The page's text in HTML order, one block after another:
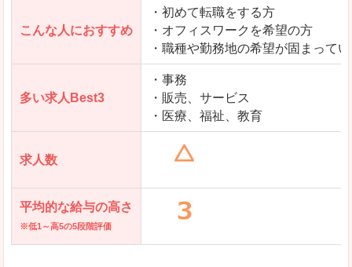
「とらばーゆ」で「南宇和郡愛南町」の
求人を含んだページを見てみる
こんな人におすすめ
・初めて転職をする方
・オフィスワークを希望の方
・職種や勤務地の希望が固まって
多い求人Best3
・事務
・販売、サービス
・医療、福祉、教育
求人数
平均的な給与の高さ
※低1～高5の5段階評価